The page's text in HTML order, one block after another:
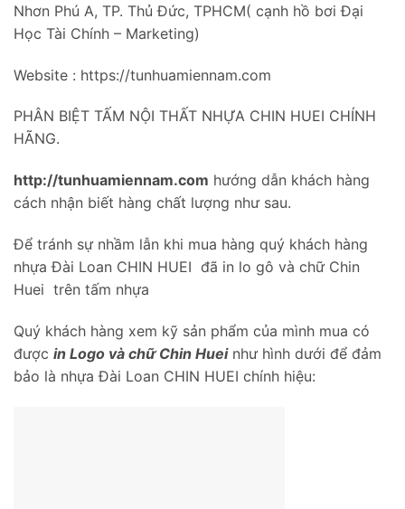
Nhơn Phú A, TP. Thủ Đức, TPHCM( cạnh hồ bơi Đại
Học Tài Chính – Marketing)
Website : https://tunhuamiennam.com
PHÂN BIỆT TẤM NỘI THẤT NHỰA CHIN HUEI CHÍNH
HÃNG.
http://tunhuamiennam.com hướng dẫn khách hàng
cách nhận biết hàng chất lượng như sau.
Để tránh sự nhầm lẫn khi mua hàng quý khách hàng
nhựa Đài Loan CHIN HUEI đã in lo gô và chữ Chin
Huei trên tấm nhựa
Quý khách hàng xem kỹ sản phẩm của mình mua có
được in Logo và chữ Chin Hueinhư hình dưới để đảm
bảo là nhựa Đài Loan CHIN HUEI chính hiệu: